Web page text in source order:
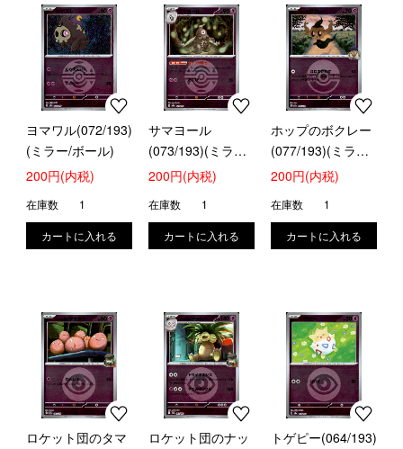
ヨマワル(072/193)
(ミラー/ボール)
200円(内税)
在庫数 1
サマヨール
(073/193)(ミラー/
ボール)
200円(内税)
在庫数 1
ホップのボクレー
(077/193)(ミラー/
ボール)
200円(内税)
在庫数 1
ロケット団のタマ
ロケット団のナッ
トゲピー(064/193)